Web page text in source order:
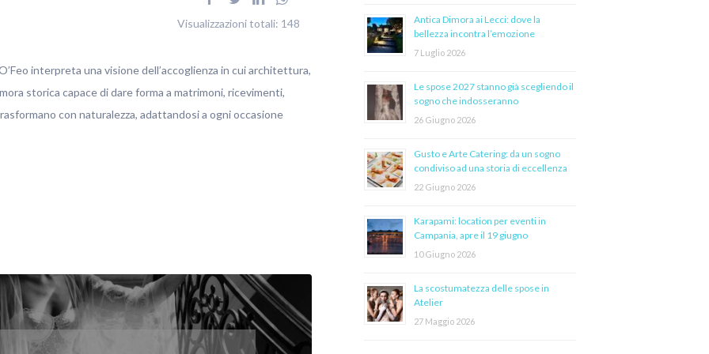
Visualizzazioni totali: 148
interpreta una visione dell’accoglienza in cui architettura,
storica capace di dare forma a matrimoni, ricevimenti,
con naturalezza, adattandosi a ogni occasione
Antica Dimora ai Lecci: dove la
bellezza incontra l’emozione
7 Luglio 2026
Le spose 2027 stanno già scegliendo il
sogno che indosseranno
26 Giugno 2026
Gusto e Arte Catering: da un sogno
condiviso ad una storia di eccellenza
22 Giugno 2026
Karapami: location per eventi in
Campania, apre il 19 giugno
10 Giugno 2026
La scostumatezza delle spose in
Atelier
27 Maggio 2026